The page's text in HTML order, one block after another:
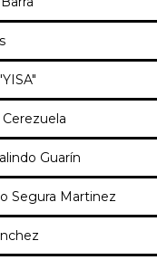
Guarín
Segura Martinez